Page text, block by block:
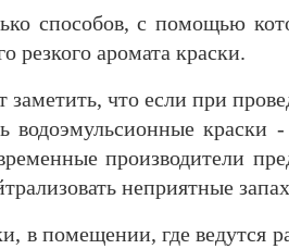
способов, с помощью
резкого аромата краски.
заметить, что если при
водоэмульсионные краски
производители
неприятные
в помещении, где ведутся